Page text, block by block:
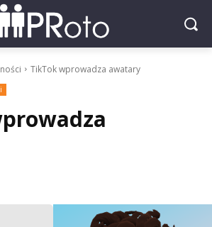
TikTok wprowadza awatary